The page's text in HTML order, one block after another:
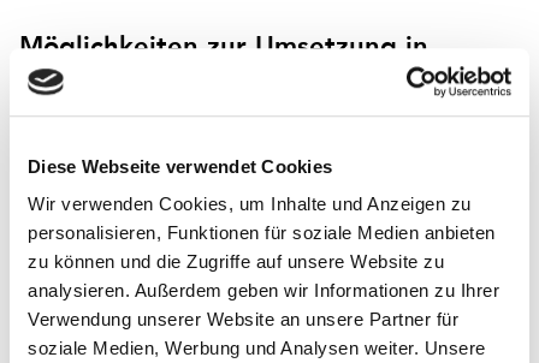
Diese Webseite verwendet Cookies
Wir verwenden Cookies, um Inhalte und Anzeigen zu
personalisieren, Funktionen für soziale Medien anbieten
zu können und die Zugriffe auf unsere Website zu
analysieren. Außerdem geben wir Informationen zu Ihrer
Verwendung unserer Website an unsere Partner für
soziale Medien, Werbung und Analysen weiter. Unsere
Möglichkeiten zur Umsetzung in
(Öffentlichen) Bibliotheken
Tobias Seidl, Cornelia Vonhof (beide Hochschule der
Medien Stuttgart) und Susann Schaller (Leitung FB
Bibliotheken Neukölln) herausfinden. Unter dem Motto
»Wie sieht die Zukunft unserer Bibliothek aus und wie
können wir uns darauf vorbereiten?« führten Seidl und
Vonhof im Herbst 2024 einen ganztägigen Teamtag9
die MitarbeiterInnen der Stadtbibliothek Neukölln durch